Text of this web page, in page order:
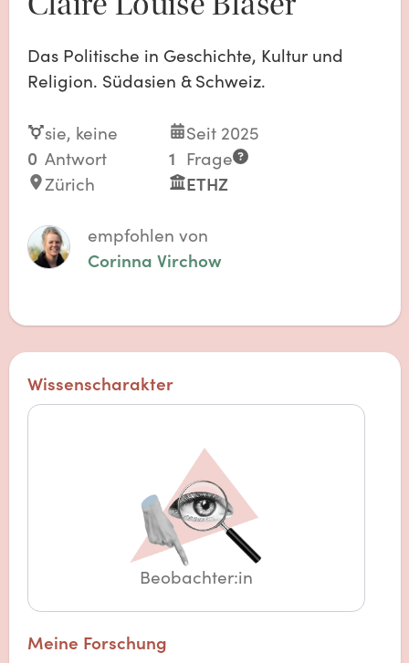
Das Politische in Geschichte, Kultur und
Religion. Südasien & Schweiz.
sie, keine
Seit 2025
0 Antwort 1 Frage
Zürich
ETHZ
empfohlen von
Corinna Virchow
Wissenscharakter
Beobachter:in
Meine Forschung